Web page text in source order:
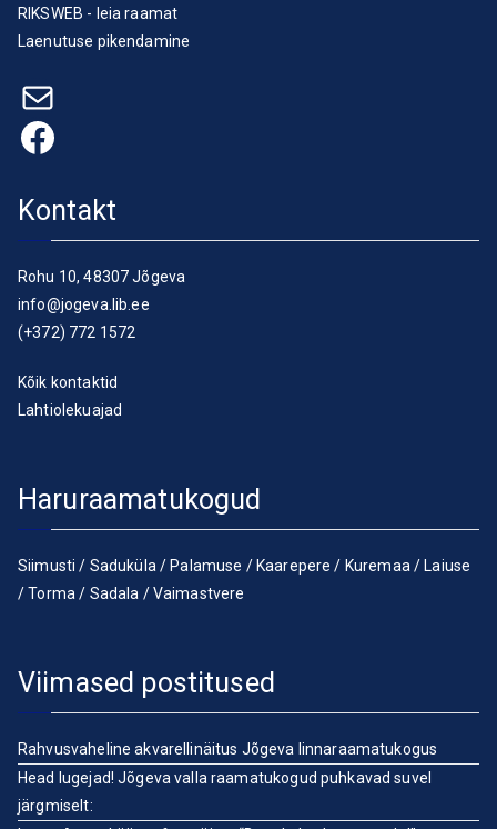
RIKSWEB - leia raamat
Laenutuse pikendamine
E-post
Facebook
Kontakt
Rohu 10, 48307 Jõgeva
info@jogeva.lib.ee
(+372) 772 1572
Kõik kontaktid
Lahtiolekuajad
Haruraamatukogud
Siimusti / Saduküla/ Palamuse / Kaarepere / Kuremaa/ Laiuse
/Torma/ Sadala /Vaimastvere
Viimased postitused
Rahvusvaheline akvarellinäitus Jõgeva linnaraamatukogus
Head lugejad! Jõgeva valla raamatukogud puhkavad suvel
järgmiselt: